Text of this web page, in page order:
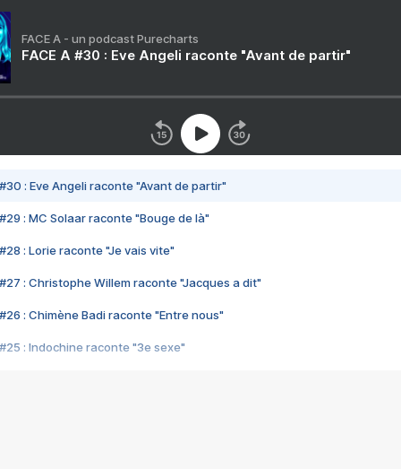
FACE A - un podcast Purecharts
FACE A #30 : Eve Angeli raconte "Avant de partir"
#30 : Eve Angeli raconte "Avant de partir"
#29 : MC Solaar raconte "Bouge de là"
#28 : Lorie raconte "Je vais vite"
#27 : Christophe Willem raconte "Jacques a dit"
#26 : Chimène Badi raconte "Entre nous"
#25 : Indochine raconte "3e sexe"